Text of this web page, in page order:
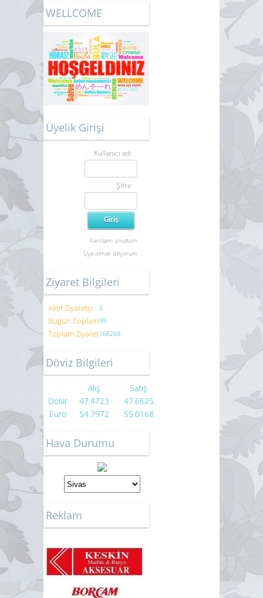
WELLCOME
Üyelik Girişi
Kullanıcı adı
Şifre
Parolamı unuttum
Üye olmak istiyorum
Ziyaret Bilgileri
Aktif Ziyaretçi 2
Bugün Toplam99
Toplam Ziyaret166269
Döviz Bilgileri
Alış
Satış
Dolar
47.4723
47.6625
Euro
54.7972 55.0168
Hava Durumu
Reklam